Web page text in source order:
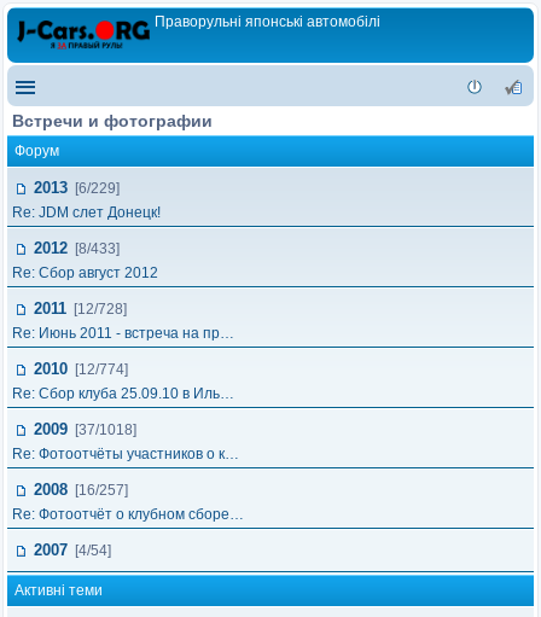
Праворульні японські автомобілі
Встречи и фотографии
Форум
2013 [6/229]
Re: JDM слет Донецк!
2012 [8/433]
Re: Сбор август 2012
2011 [12/728]
Re: Июнь 2011 - встреча на пр…
2010 [12/774]
Re: Сбор клуба 25.09.10 в Иль…
2009 [37/1018]
Re: Фотоотчёты участников о к…
2008 [16/257]
Re: Фотоотчёт о клубном сборе…
2007 [4/54]
Активні теми